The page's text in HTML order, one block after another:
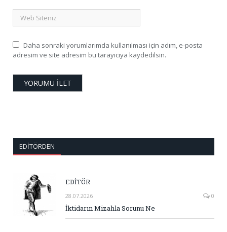
Daha sonraki yorumlarımda kullanılması için adım, e-posta
adresim ve site adresim bu tarayıcıya kaydedilsin.
EDITÖRDEN
EDİTÖR
28.07.2026 0
İktidarın Mizahla Sorunu Ne